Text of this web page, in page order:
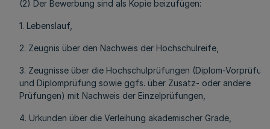
(2) Der Bewerbung sind als Kopie beizufügen:
1. Lebenslauf,
2. Zeugnis über den Nachweis der Hochschulreife,
3. Zeugnisse über die Hochschulprüfungen (Diplom-
und Diplomprüfung sowie ggfs. über Zusatz- oder andere
Prüfungen) mit Nachweis der Einzelprüfungen,
4. Urkunden über die Verleihung akademischer Grade,